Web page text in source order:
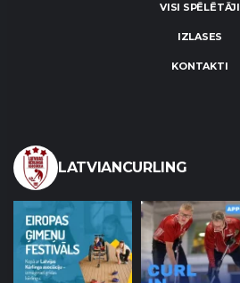
VISI SPĒLĒTĀJI
IZLASES
KONTAKTI
LATVIANCURLING